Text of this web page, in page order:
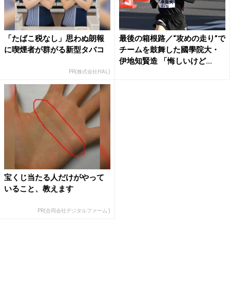
「たばこ税なし」思わぬ朗報
に喫煙者が群がる新型タバコ
PR(株式会社HAL)
最後の箱根路／“攻めの走り”で
チームを鼓舞した國學院大・
伊地知賢造 「悔しいけど...
宝くじ当たる人だけがやって
いること、教えます
PR(合同会社デジタルファーム )